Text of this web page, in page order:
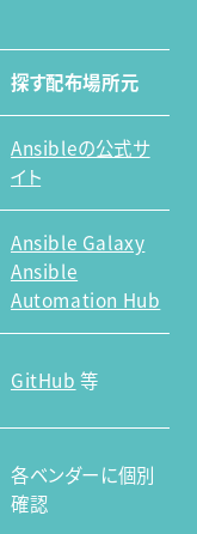
探す配布場所元
Ansibleの公式サ
イト
Ansible Galaxy
Ansible
Automation Hub
GitHub 等
各ベンダーに個別
確認